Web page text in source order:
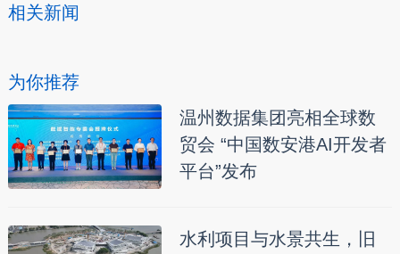
相关新闻
为你推荐
温州数据集团亮相全球数
贸会 “中国数安港AI开发者
平台”发布
水利项目与水景共生，旧